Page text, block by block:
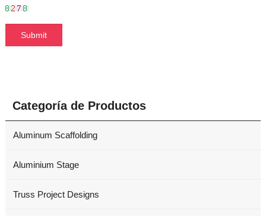
Categoría de Productos
Aluminum Scaffolding
Aluminium Stage
Truss Project Designs